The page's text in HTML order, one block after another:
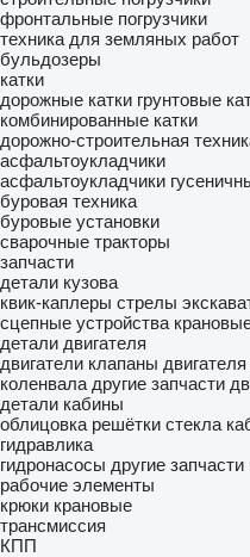
фронтальные погрузчики
техника для земляных работ
бульдозеры
катки
дорожные катки грунтовые
комбинированные катки
дорожно-строительная
асфальтоукладчики
асфальтоукладчики
буровая техника
буровые установки
сварочные тракторы
запчасти
детали кузова
квик-каплеры стрелы
сцепные устройства
детали двигателя
двигатели клапаны двигателя
коленвала другие запчасти
детали кабины
облицовка решётки стекла
гидравлика
гидронасосы другие
рабочие элементы
крюки крановые
трансмиссия
КПП